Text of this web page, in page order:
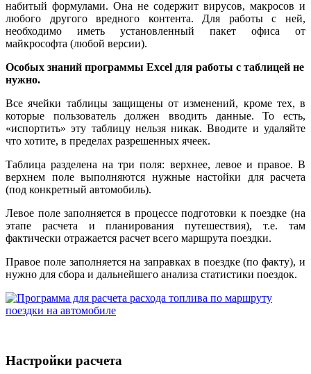
набитый формулами. Она не содержит вирусов, макросов и
любого другого вредного контента. Для работы с ней,
необходимо иметь установленный пакет офиса от
майкрософта (любой версии).
Особых знаний программы Excel для работы с таблицей не
нужно.
Все ячейки таблицы защищены от изменений, кроме тех, в
которые пользователь должен вводить данные. То есть,
«испортить» эту таблицу нельзя никак. Вводите и удаляйте
что хотите, в пределах разрешенных ячеек.
Таблица разделена на три поля: верхнее, левое и правое. В
верхнем поле выполняются нужные настойки для расчета
(под конкретный автомобиль).
Левое поле заполняется в процессе подготовки к поездке (на
этапе расчета и планирования путешествия), т.е. там
фактически отражается расчет всего маршрута поездки.
Правое поле заполняется на заправках в поездке (по факту), и
нужно для сбора и дальнейшего анализа статистики поездок.
Настройки расчета